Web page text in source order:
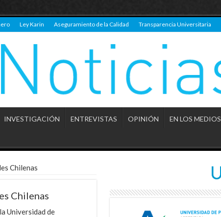
Ley Karin Aseguramiento de la Calidad Transparencia Universitaria
INVESTIGACIÓN ENTREVISTAS OPINIÓN EN LOS MEDIOS
Chilenas
Chilenas
Universidad de